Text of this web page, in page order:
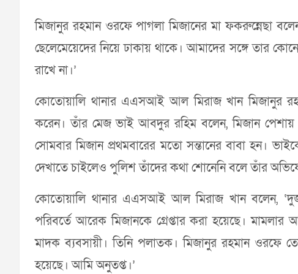
মিজানুর রহমান ওরফে পাগলা মিজানের মা ফকরুন্নেছা
ছেলেমেয়েদের নিয়ে ঢাকায় থাকে। আমাদের সঙ্গে তার
রাখে না।’
কোতোয়ালি থানার এএসআই আল মিরাজ খান মিজানুর
করেন। তাঁর মেজ ভাই আবদুর রহিম বলেন, মিজান পেশায়
সোমবার মিজান প্রথমবারের মতো সন্তানের বাবা হন।
দেখাতে চাইলেও পুলিশ তাঁদের কথা শোনেনি বলে তাঁর
কোতোয়ালি থানার এএসআই আল মিরাজ খান বলেন,
পরিবর্তে আরেক মিজানকে গ্রেপ্তার করা হয়েছে।
মাদক ব্যবসায়ী। তিনি পলাতক। মিজানুর রহমান ওরফে
হয়েছে। আমি অনুতপ্ত।’